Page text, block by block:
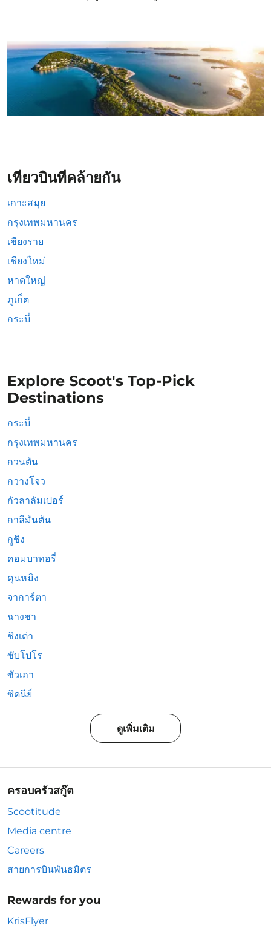
เที่ยวบินที่คล้ายกัน
เกาะสมุย
กรุงเทพมหานคร
เชียงราย
เชียงใหม่
หาดใหญ่
ภูเก็ต
กระบี่
Explore Scoot's Top-Pick
Destinations
กระบี่
กรุงเทพมหานคร
กวนตัน
กวางโจว
กัวลาลัมเปอร์
กาลีมันตัน
กูชิง
คอมบาทอรี่
คุนหมิง
จาการ์ตา
ฉางชา
ชิงเต่า
ซับโปโร
ซัวเถา
ซิดนีย์
ดูเพิ่มเติม
ครอบครัวสกู๊ต
Scootitude
Media centre
Careers
สายการบินพันธมิตร
Rewards for you
KrisFlyer